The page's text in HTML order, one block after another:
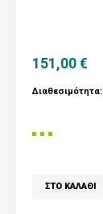
151,00 €
Διαθεσιμότητα: